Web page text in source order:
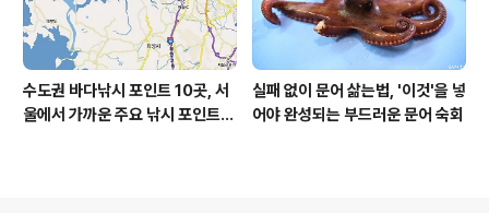
수도권 바다낚시 포인트 10곳, 서
울에서 가까운 주요 낚시 포인트
실패 없이 문어 삶는법, '이것'을 넣
어야 완성되는 부드러운 문어 숙회